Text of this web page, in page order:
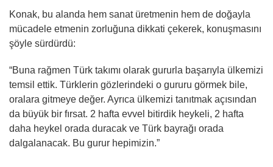
Konak, bu alanda hem sanat üretmenin hem de doğayla
mücadele etmenin zorluğuna dikkati çekerek, konuşmasını
şöyle sürdürdü:
“Buna rağmen Türk takımı olarak gururla başarıyla ülkemizi
temsil ettik. Türklerin gözlerindeki o gururu görmek bile,
oralara gitmeye değer. Ayrıca ülkemizi tanıtmak açısından
da büyük bir fırsat. 2 hafta evvel bitirdik heykeli, 2 hafta
daha heykel orada duracak ve Türk bayrağı orada
dalgalanacak. Bu gurur hepimizin.”